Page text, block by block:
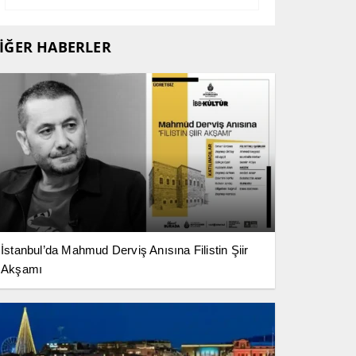
HABERLER
İstanbul’da Mahmud Derviş Anısına Filistin Şiir
Akşamı